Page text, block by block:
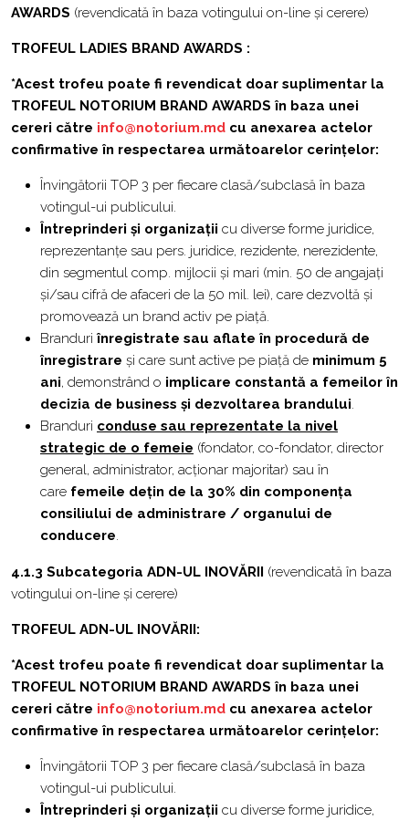
AWARDS (revendicată în baza votingului on-line și cerere)
TROFEUL LADIES BRAND AWARDS :
*Acest trofeu poate fi revendicat doar suplimentar la
TROFEUL NOTORIUM BRAND AWARDS în baza unei
cereri către info@notorium.md cu anexarea actelor
confirmative în respectarea următoarelor cerințelor:
Învingătorii TOP 3 per fiecare clasă/subclasă în baza
votingul-ui publicului.
Întreprinderi și organizații cu diverse forme juridice,
reprezentanțe sau pers. juridice, rezidente, nerezidente,
din segmentul comp. mijlocii și mari (min. 50 de angajați
și/sau cifră de afaceri de la 50 mil. lei), care dezvoltă și
promovează un brand activ pe piață.
Branduri înregistrate sau aflate în procedură de
înregistrare și care sunt active pe piață de minimum 5
ani, demonstrând o implicare constantă a femeilor în
decizia de business și dezvoltarea brandului.
Branduri conduse sau reprezentate la nivel
strategic de o femeie (fondator, co-fondator, director
general, administrator, acționar majoritar) sau în
care femeile dețin de la 30% din componența
consiliului de administrare / organului de
conducere.
4.1.3 Subcategoria ADN-UL INOVĂRII (revendicată în baza
votingului on-line și cerere)
TROFEUL ADN-UL INOVĂRII:
*Acest trofeu poate fi revendicat doar suplimentar la
TROFEUL NOTORIUM BRAND AWARDS în baza unei
cereri către info@notorium.md cu anexarea actelor
confirmative în respectarea următoarelor cerințelor:
Învingătorii TOP 3 per fiecare clasă/subclasă în baza
votingul-ui publicului.
Întreprinderi și organizații cu diverse forme juridice,